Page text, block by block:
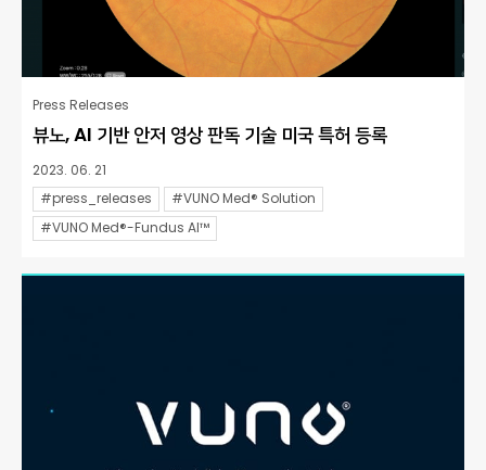
Press Releases
뷰노, AI 기반 안저 영상 판독 기술 미국 특허 등록
2023. 06. 21
#press_releases
#VUNO Med® Solution
#VUNO Med®-Fundus AI™